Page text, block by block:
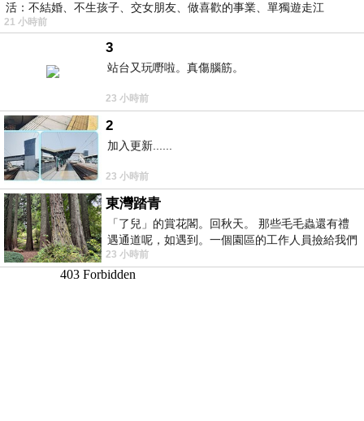
活：不結婚、不生孩子、交女朋友、做喜歡的事業、單獨遊走江
湖⋯⋯，
21 小時前
3
站台又玩嘢啦。真傷腦筋。
23 小時前
2
加入更新......
23 小時前
東灣踏青
「了兒」的賞花閣。回秋天。 那些毛毛蟲還有禮
遇通道呢，如遇到。一個園區的工作人員撿給我們
細賞。
23 小時前